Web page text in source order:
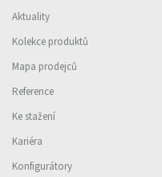
Aktuality
Kolekce produktů
Mapa prodejců
Reference
Ke stažení
Kariéra
Konfigurátory